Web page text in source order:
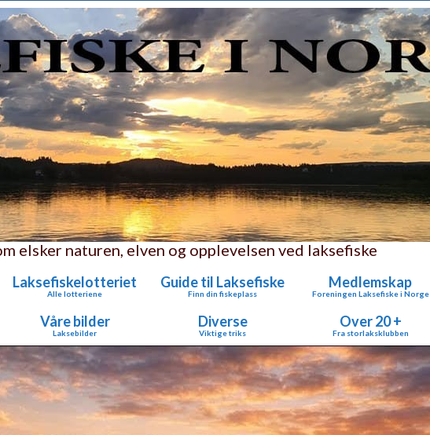
elsker naturen, elven og opplevelsen ved laksefiske
Laksefiskelotteriet
Alle lotteriene
Guide til Laksefiske
Finn din fiskeplass
Medlemskap
Foreningen Laksefiske i Norge
Våre bilder
Laksebilder
Diverse
Viktige triks
Over 20 +
Fra storlaksklubben